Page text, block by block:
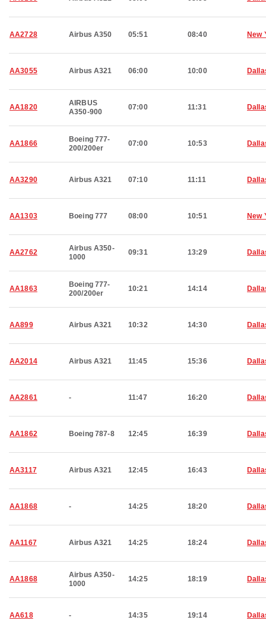
AA2728 Airbus A350 05:51 08:40 New
AA3055 Airbus A321 06:00 10:00
AA1820
AIRBUS
A350-900
07:00 11:31
AA1866
Boeing 777-
200/200er
07:00 10:53
AA3290 Airbus A321 07:10 11:11
AA1303 Boeing 777 08:00 10:51 New
AA2762
Airbus A350-
1000
09:31 13:29
AA1863
Boeing 777-
200/200er
10:21 14:14
AA899 Airbus A321 10:32 14:30
AA2014 Airbus A321 11:45 15:36
AA2861 - 11:47 16:20
AA1862 Boeing 787-8 12:45 16:39
AA3117 Airbus A321 12:45 16:43
AA1868 - 14:25 18:20
AA1167 Airbus A321 14:25 18:24
AA1868
Airbus A350-
1000
14:25 18:19
AA618 - 14:35 19:14